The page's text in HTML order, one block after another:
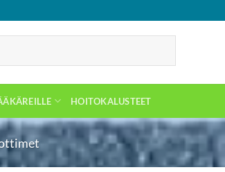
HOITOKALUSTEET